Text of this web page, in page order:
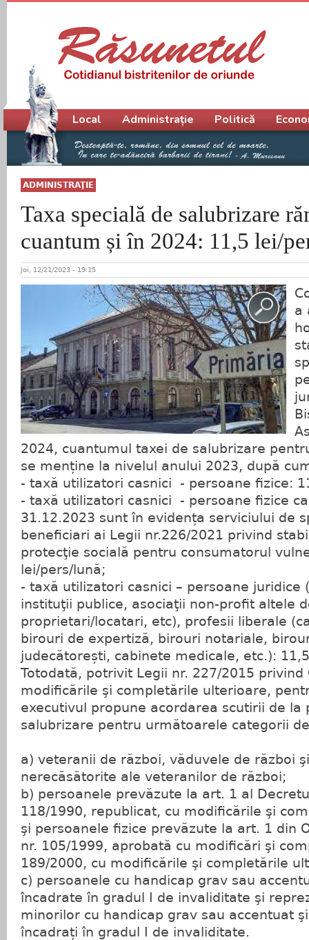
ADMINISTRAŢIE
Taxa specială de salubrizare
cuantum și în 2024: 11,5 lei/
Joi, 12/21/2023 - 19:15
a
2024, cuantumul taxei de salubrizare
se menține la nivelul anului 2023, după
- taxă utilizatori casnici - persoane fizice:
- taxă utilizatori casnici - persoane fizice
31.12.2023 sunt în evidența serviciului de
beneficiari ai Legii nr.226/2021 privind
protecţie socială pentru consumatorul
lei/pers/lună;
- taxă utilizatori casnici – persoane juridice
instituţii publice, asociaţii non-profit altele
proprietari/locatari, etc), profesii liberale
birouri de expertiză, birouri notariale,
judecătorești, cabinete medicale, etc.):
Totodată, potrivit Legii nr. 227/2015 privind
modificările şi completările ulterioare,
executivul propune acordarea scutirii de la
salubrizare pentru următoarele
a) veteranii de război, văduvele de război
nerecăsătorite ale veteranilor de război;
b) persoanele prevăzute la art. 1 al
118/1990, republicat, cu modificările şi
şi persoanele fizice prevăzute la art. 1 din
nr. 105/1999, aprobată cu modificări şi
189/2000, cu modificările şi completările
c) persoanele cu handicap grav sau
încadrate în gradul I de invaliditate şi
minorilor cu handicap grav sau accentuat
încadrați în gradul I de invaliditate.
Meniu principal
Local Administrație Politică